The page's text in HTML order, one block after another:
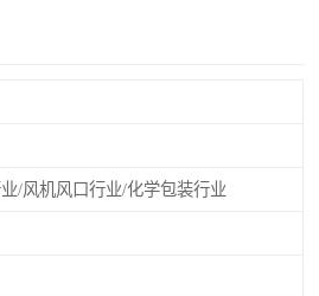
/风机风口行业/化学包装行业